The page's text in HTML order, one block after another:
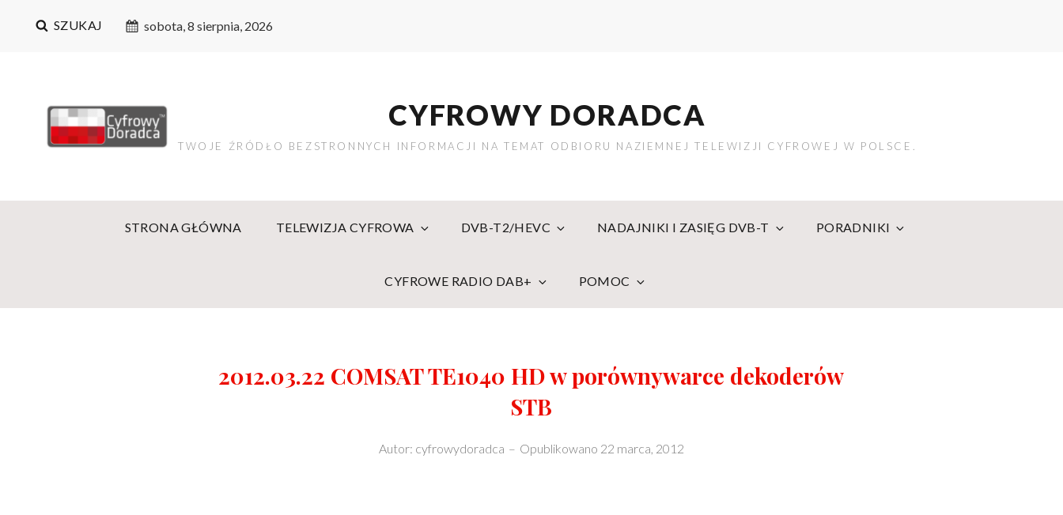
SZUKAJ sobota, 8 sierpnia, 2026
CYFROWY DORADCA
TWOJE ŹRÓDŁO BEZSTRONNYCH INFORMACJI NA TEMAT ODBIORU NAZIEMNEJ TELEWIZJI CYFROWEJ W POLSCE.
STRONA GŁÓWNA TELEWIZJA CYFROWA DVB-T2/HEVC NADAJNIKI I ZASIĘG DVB-T PORADNIKI
CYFROWE RADIO DAB+ POMOC
2012.03.22 COMSAT TE1040 HD w porównywarce dekoderów
STB
Autor: cyfrowydoradca – Opublikowano 22 marca, 2012